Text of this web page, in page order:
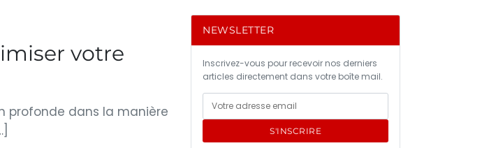
votre
profonde dans la manière
NEWSLETTER
Inscrivez-vous pour recevoir nos derniers
articles directement dans votre boîte mail.
S'INSCRIRE